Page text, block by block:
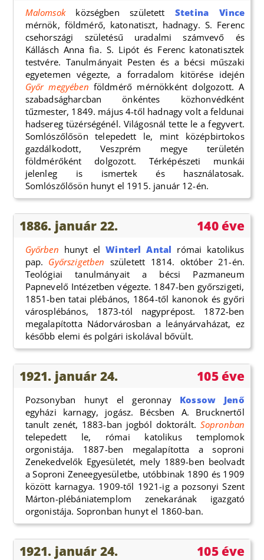
Malomsokközségben születettStetina Vince
mérnök, földmérő, katonatiszt, hadnagy. S. Ferenc
csehországi születésű uradalmi számvevő és
Kállásch Anna fia. S. Lipót és Ferenc katonatisztek
testvére. Tanulmányait Pesten és a bécsi műszaki
egyetemen végezte, a forradalom kitörése idején
Győr megyében
szabadságharcban önkéntes közhonvédként
tűzmester, 1849. május 4-től hadnagy volt a feldunai
hadsereg tüzérségénél. Világosnál tette le a fegyvert.
Somlószőlősön telepedett le, mint középbirtokos
gazdálkodott, Veszprém megye területén
földmérőként dolgozott. Térképészeti munkái
jelenleg is ismertek és használatosak.
Somlószőlősön hunyt el 1915. január 12-én.
1886. január 22. 140 éve
Győrben hunyt el Winterl Antal római katolikus
pap. Győrszigetben született 1814. október 21-én.
Teológiai tanulmányait a bécsi Pazmaneum
Papnevelő Intézetben végezte. 1847-ben győrszigeti,
1851-ben tatai plébános, 1864-től kanonok és győri
városplébános, 1873-tól nagyprépost. 1872-ben
megalapította Nádorvárosban a leányárvaházat, ez
később elemi és polgári iskolával bővült.
1921. január 24. 105 éve
Pozsonyban hunyt el geronnay
Kossow Jenő
egyházi karnagy, jogász. Bécsben A. Brucknertől
tanult zenét, 1883-ban jogból doktorált. Sopronban
telepedett le, római katolikus templomok
orgonistája. 1887-ben megalapította a soproni
Zenekedvelők Egyesületét, mely 1889-ben beolvadt
a Soproni Zeneegyesületbe, utóbbinak 1890 és 1909
között karnagya. 1909-től 1921-ig a pozsonyi Szent
Márton-plébániatemplom zenekarának igazgató
orgonistája. Sopronban hunyt el 1860-ban.
1921. január 24. 105 éve